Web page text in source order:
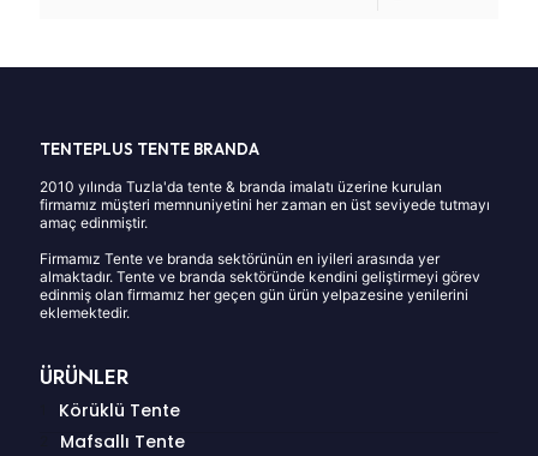
TENTEPLUS TENTE BRANDA
2010 yılında Tuzla'da tente & branda imalatı üzerine kurulan
firmamız müşteri memnuniyetini her zaman en üst seviyede tutmayı
amaç edinmiştir.
Firmamız Tente ve branda sektörünün en iyileri arasında yer
almaktadır. Tente ve branda sektöründe kendini geliştirmeyi görev
edinmiş olan firmamız her geçen gün ürün yelpazesine yenilerini
eklemektedir.
ÜRÜNLER
Körüklü Tente
Mafsallı Tente